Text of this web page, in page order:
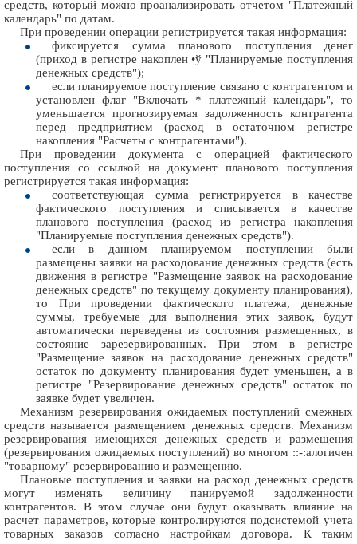
средств, который можно проанализировать отчетом "Платежный
календарь" по датам.
При проведении операции регистрируется такая информация:
фиксируется сумма планового поступления денег
(приход в регистре накоплен •ў "Планируемые поступления
денежных средств");
если планируемое поступление связано с контрагентом и
установлен флаг "Включать * платежный календарь", то
уменьшается прогнозируемая задолженность контрагента
перед предприятием (расход в остаточном регистре
накопления "Расчеты с контрагентами").
При проведении документа с операцией фактического
поступления со ссылкой на документ планового поступления
регистрируется такая информация:
соответствующая сумма регистрируется в качестве
фактического поступления и списывается в качестве
планового поступления (расход из регистра накопления
"Планируемые поступления денежных средств").
если в данном планируемом поступлении были
размещены заявки на расходование денежных средств (есть
движения в регистре "Размещение заявок на расходование
денежных средств" по текущему документу планирования),
то При проведении фактического платежа, денежные
суммы, требуемые для выполнения этих заявок, будут
автоматически переведены из состояния размещенных, в
состояние зарезервированных. При этом в регистре
"Размещение заявок на расходование денежных средств"
остаток по документу планирования будет уменьшен, а в
регистре "Резервирование денежных средств" остаток по
заявке будет увеличен.
Механизм резервирования ожидаемых поступлений смежных
средств называется размещением денежных средств. Механизм
резервирования имеющихся денежных средств и размещения
(резервирования ожидаемых поступлений) во многом ::-:алогичен
"товарному" резервированию и размещению.
Плановые поступления и заявки на расход денежных средств
могут изменять величину панируемой задолженности
контрагентов. В этом случае они будут оказывать влияние на
расчет параметров, которые контролируются подсистемой учета
товарных заказов согласно настройкам договора. К таким